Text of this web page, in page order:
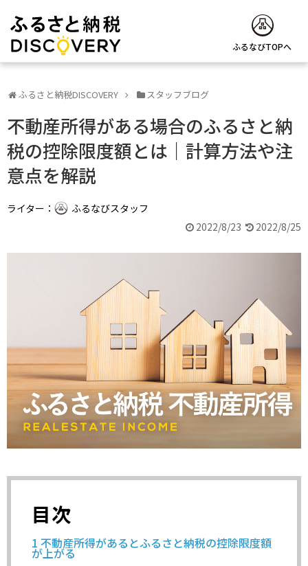
ふるなびTOPへ
ふるさと納税DISCOVERY スタッフブログ
不動産所得がある場合のふるさと納
税の控除限度額とは｜計算方法や注
意点を解説
ライター：
ふるなびスタッフ
2022/8/23
2022/8/25
目次
1 不動産所得があるとふるさと納税の控除限度額
が上がる